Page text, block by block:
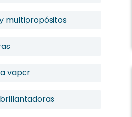
multipropósitos
vapor